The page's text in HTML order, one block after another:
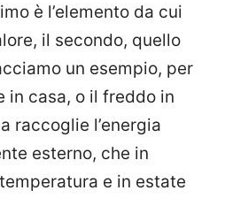
è l’elemento da cui
il secondo, quello
un esempio, per
in casa, o il freddo in
raccoglie l’energia
esterno, che in
e in estate